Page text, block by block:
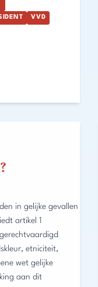
VVD
in gelijke gevallen
artikel 1
etniciteit,
wet gelijke
aan dit